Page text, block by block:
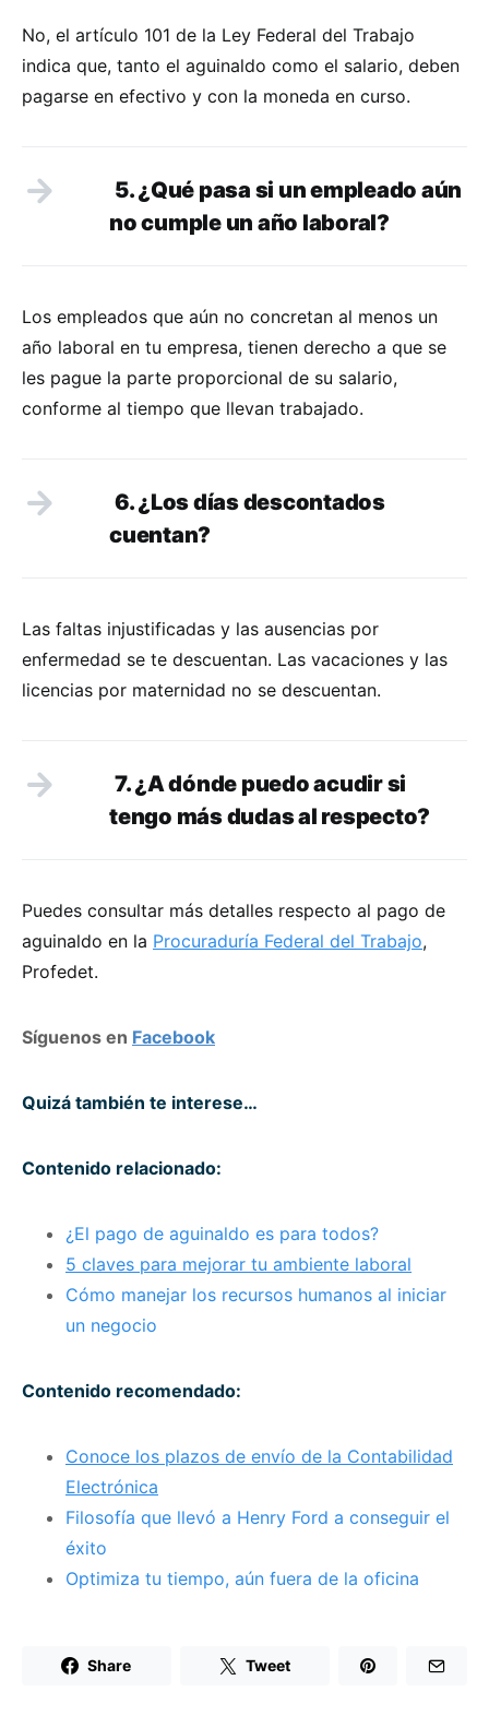
No, el artículo 101 de la Ley Federal del Trabajo
indica que, tanto el aguinaldo como el salario, deben
pagarse en efectivo y con la moneda en curso.
5. ¿Qué pasa si un empleado aún
no cumple un año laboral?
Los empleados que aún no concretan al menos un
año laboral en tu empresa, tienen derecho a que se
les pague la parte proporcional de su salario,
conforme al tiempo que llevan trabajado.
6. ¿Los díasdescontados
cuentan?
Las faltas injustificadas y las ausencias por
enfermedad se te descuentan. Las vacaciones y las
licencias por maternidad no se descuentan.
7. ¿A dónde puedo acudir si
tengo más dudas al respecto?
Puedes consultar más detalles respecto al pago de
aguinaldo en la Procuraduría Federal del Trabajo,
Profedet.
Síguenos en Facebook
Quizá también te interese…
Contenido relacionado:
¿El pago de aguinaldo es para todos?
5 claves para mejorar tu ambiente laboral
Cómo manejar los recursos humanos al iniciar
un negocio
Contenido recomendado:
Conoce los plazos de envío de la Contabilidad
Electrónica
Filosofía que llevó a Henry Ford a conseguir el
éxito
Optimiza tu tiempo, aún fuera de la oficina
Share Tweet